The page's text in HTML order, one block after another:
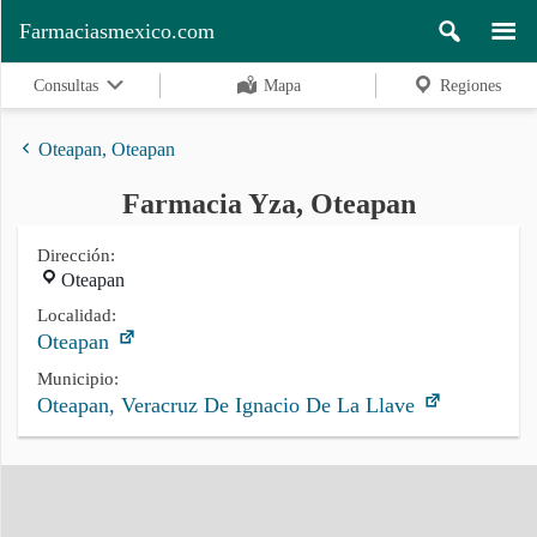
Buscar
Contacto
Farmaciasmexico.com
Consultas Mapa Regiones
Oteapan, Oteapan
Farmacia Yza, Oteapan
Dirección:
Oteapan
Localidad:
Oteapan
Municipio:
Oteapan, Veracruz De Ignacio De La Llave